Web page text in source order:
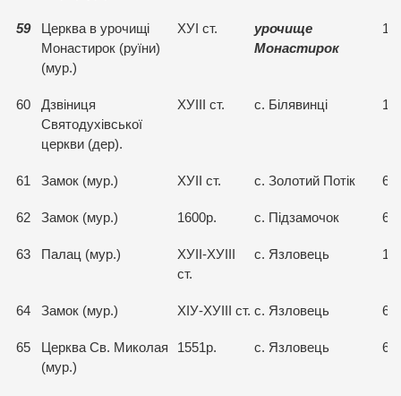
59
Церква в урочищі
Монастирок (руїни)
(мур.)
ХУІ ст.
урочище
Монастирок
60
Дзвіниця
Святодухівської
церкви (дер).
ХУІІІ ст. с. Білявинці
61 Замок (мур.) ХУІІ ст. с. Золотий Потік
62 Замок (мур.) 1600р. с. Підзамочок
63 Палац (мур.)
ХУІІ-ХУІІІ
ст.
с. Язловець
64 Замок (мур.) ХІУ-ХУІІІ ст. с. Язловець
65
Церква Св. Миколая
(мур.)
1551р. с. Язловець